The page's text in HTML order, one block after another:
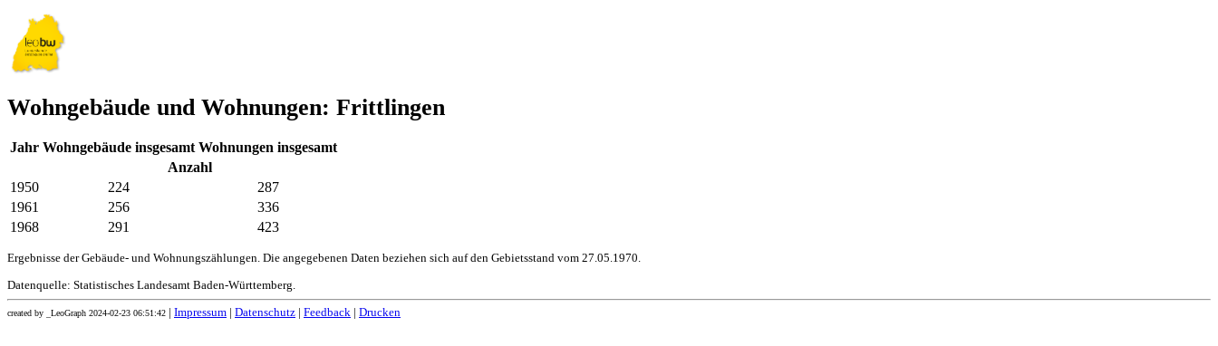
Wohngebäude und Wohnungen: Frittlingen
Jahr Wohngebäude insgesamt Wohnungen insgesamt
Anzahl
1950
224
287
1961
256
336
1968
291 423
Ergebnisse der Gebäude- und Wohnungszählungen. Die angegebenen Daten beziehen sich auf den Gebietsstand vom 27.05.1970.
Datenquelle: Statistisches Landesamt Baden-Württemberg.
created by _LeoGraph 2024-02-23 06:51:42 Impressum Datenschutz Feedback Drucken